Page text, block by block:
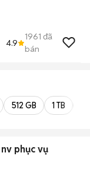
4.9
1961 đã
bán
512 GB 1 TB
phục vụ